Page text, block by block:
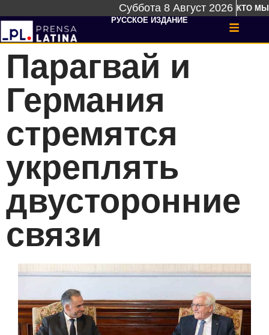
Суббота 8 Август 2026 КТО МЫ
РУССКОЕ ИЗДАНИЕ
Парагвай и
Германия
стремятся
укреплять
двусторонние
связи